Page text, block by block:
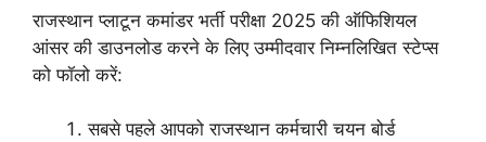
राजस्थान प्लाटून कमांडर भर्ती परीक्षा 2025 की ऑफिशियल
आंसर की डाउनलोड करने के लिए उम्मीदवार निम्नलिखित स्टेप्स
को फॉलो करें:
सबसे पहले आपको राजस्थान कर्मचारी चयन बोर्ड